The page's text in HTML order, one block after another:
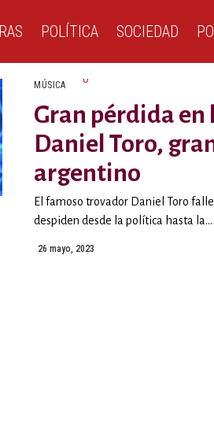
POLÍTICA SOCIEDAD
MÚSICA
Gran pérdida
Daniel Toro,
argentino
El famoso trovador Daniel Toro
despiden desde la política hasta la...
26 mayo, 2023